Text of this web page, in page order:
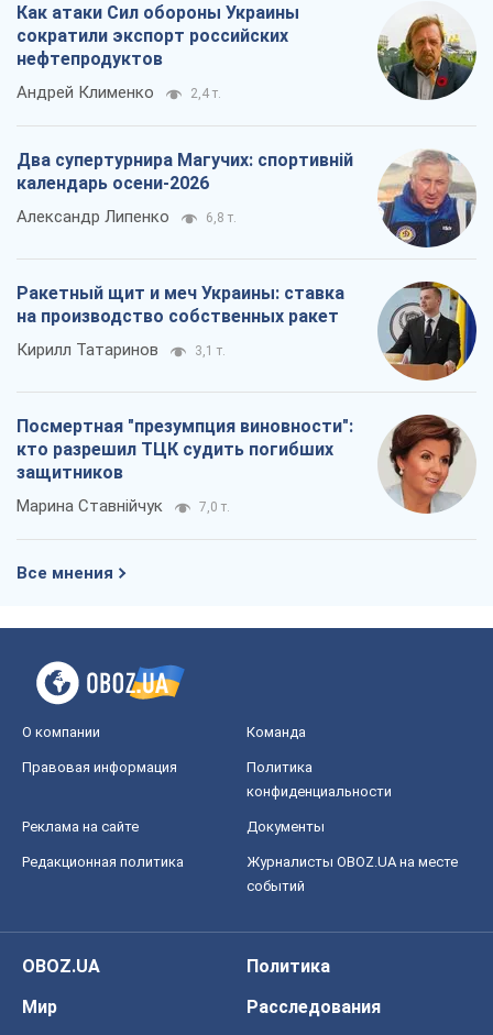
Как атаки Сил обороны Украины
сократили экспорт российских
нефтепродуктов
Андрей Клименко 2,4 т.
Два супертурнира Магучих: спортивній
календарь осени-2026
Александр Липенко 6,8 т.
Ракетный щит и меч Украины: ставка
на производство собственных ракет
Кирилл Татаринов 3,1 т.
Посмертная "презумпция виновности":
кто разрешил ТЦК судить погибших
защитников
Марина Ставнійчук 7,0 т.
Все мнения
О компании Команда
Правовая информация
Политика
конфиденциальности
Реклама на сайте Документы
Редакционная политика
Журналисты OBOZ.UA на месте
событий
OBOZ.UA
Политика
Мир
Расследования